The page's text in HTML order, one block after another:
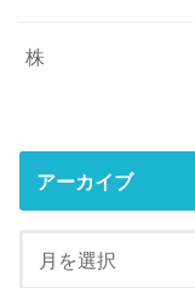
株
アーカイブ